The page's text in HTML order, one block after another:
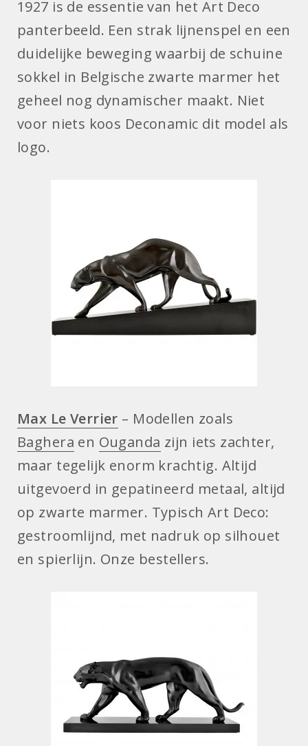
1927 is de essentie van het Art Deco
panterbeeld. Een strak lijnenspel en een
duidelijke beweging waarbij de schuine
sokkel in Belgische zwarte marmer het
geheel nog dynamischer maakt. Niet
voor niets koos Deconamic dit model als
logo.
Max Le Verrier – Modellen zoals
Baghera en Ouganda zijn iets zachter,
maar tegelijk enorm krachtig. Altijd
uitgevoerd in gepatineerd metaal, altijd
op zwarte marmer. Typisch Art Deco:
gestroomlijnd, met nadruk op silhouet
en spierlijn. Onze bestellers.